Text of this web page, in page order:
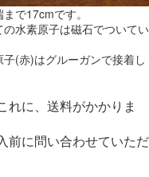
で17cmです。
水素原子は磁石でついてい
(赤)はグルーガンで接着し
れに、送料がかかりま
前に問い合わせていただ